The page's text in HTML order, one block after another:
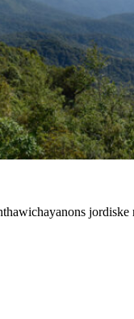
jordiske